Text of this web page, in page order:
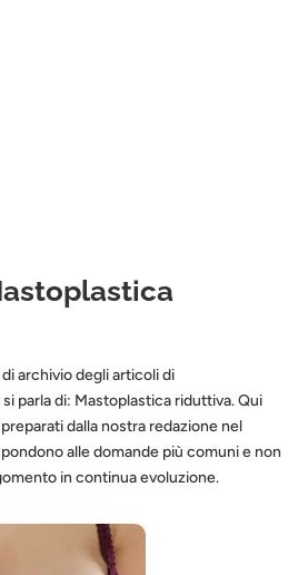
archivio degli articoli di
parla di: Mastoplastica riduttiva. Qui
dalla nostra redazione nel
alle domande più comuni e non
in continua evoluzione.